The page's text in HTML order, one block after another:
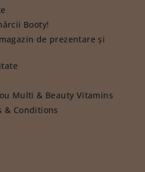
Booty!
de prezentare și
Multi & Beauty Vitamins
& Conditions